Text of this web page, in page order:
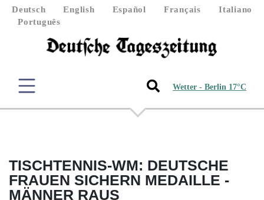
Deutsch English Español Français
Italiano
Português
Wetter - Berlin 17°C
TISCHTENNIS-WM: DEUTSCHE
FRAUEN SICHERN MEDAILLE -
MÄNNER RAUS